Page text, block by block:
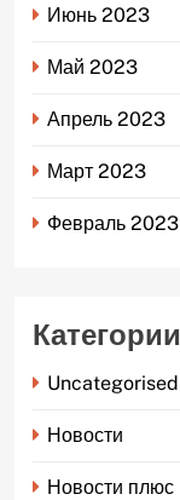
Июнь 2023
Май 2023
Апрель 2023
Март 2023
Февраль 2023
Категории
Uncategorised
Новости
Новости плюс